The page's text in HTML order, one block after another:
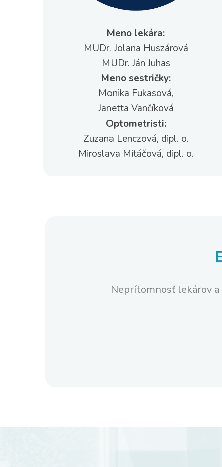
Meno lekára:
MUDr. Jolana Huszárová
MUDr. Ján Juhas
Meno sestričky:
Monika Fukasová,
Janetta Vančíková
Optometristi:
Zuzana Lenczová, dipl. o.
Miroslava Mitáčová, dipl. o.
Neprítomnosť lekárov a